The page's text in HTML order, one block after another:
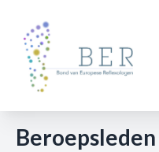
Beroepsleden